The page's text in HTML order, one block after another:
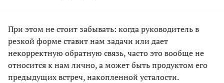
При этом не стоит забывать: когда руководитель в
резкой форме ставит нам задачи или дает
некорректную обратную связь, часто это вообще не
относится к нам лично, а может быть продуктом его
предыдущих встреч, накопленной усталости.